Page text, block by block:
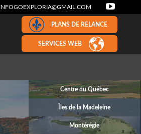
INFOGOEXPLORIA@GMAIL.COM
PLANS DE RELANCE
SERVICES WEB
Centre du Québec
Îles de la Madeleine
Montérégie